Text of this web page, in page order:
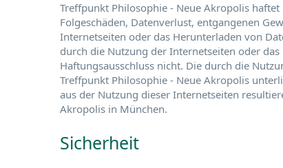
Treffpunkt Philosophie - Neue Akropolis
Folgeschäden, Datenverlust, entgangenen
Internetseiten oder das Herunterladen von
durch die Nutzung der Internetseiten oder
Haftungsausschluss nicht. Die durch die
Treffpunkt Philosophie - Neue Akropolis
aus der Nutzung dieser Internetseiten
Akropolis in München.
Sicherheit